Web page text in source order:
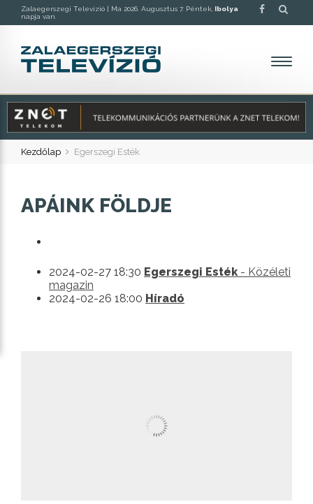
Zalaegerszegi Televízió | Ma 2026. Augusztus 7. Péntek, Ibolya
napja van.
Kezdőlap Egerszegi Esték
APÁINK FÖLDJE
2024-02-27 18:30 Egerszegi Esték - Közéleti
magazin
2024-02-26 18:00 Híradó